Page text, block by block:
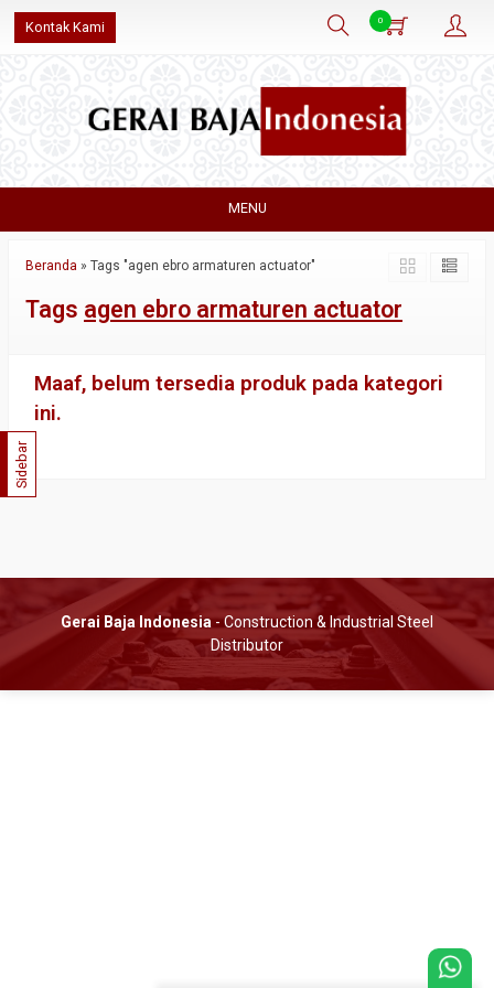
Kontak Kami 0
MENU
Beranda » Tags "agen ebro armaturen actuator"
Tags agen ebro armaturen actuator
Maaf, belum tersedia produk pada kategori
ini.
Sidebar
Gerai Baja Indonesia- Construction & Industrial Steel
Distributor